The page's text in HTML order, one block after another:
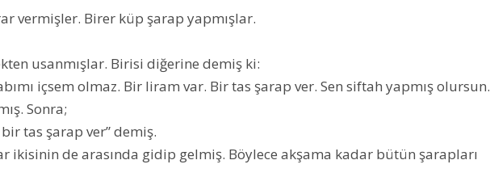
vermişler. Birer küp şarap yapmışlar.
usanmışlar. Birisi diğerine demiş ki:
içsem olmaz. Bir liram var. Bir tas şarap ver. Sen siftah yapmış olursun.
Sonra;
tas şarap ver” demiş.
ikisinin de arasında gidip gelmiş. Böylece akşama kadar bütün şarapları